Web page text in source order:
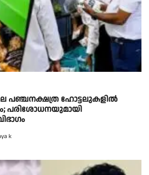
പഞ്ചനക്ഷത്ര ഹോട്ടലുകളിൽ
പരിശോധനയുമായി
k